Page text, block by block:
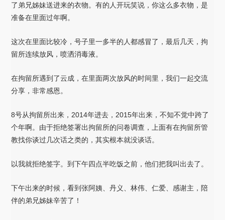
了弟兄姊妹送进来的衣物。有的人开玩笑说，你这么多衣物，是
准备在里面过年啊。
这次在里面比较冷，号子里一多半的人都感冒了，最后几天，拘
留所连续放风，喷洒消毒液。
在拘留所遇到了云成，在里面两次放风的时间里，我们一起交流
分享，非常感恩。
8号从拘留所出来，2014年进去，2015年出来，不知不觉中跨了
个年啊。由于拒绝签署出拘留所的问卷调查，上面有在拘留所管
教找你谈过几次话之类的，其实根本就没谈话。
以我就拒绝签字。到下午四点半吃饭之前，他们把我叫出去了。
下午出来的时候，看到张阿姨、丹义、林伟、仁爱、感谢主，陪
伴的弟兄姊妹辛苦了！